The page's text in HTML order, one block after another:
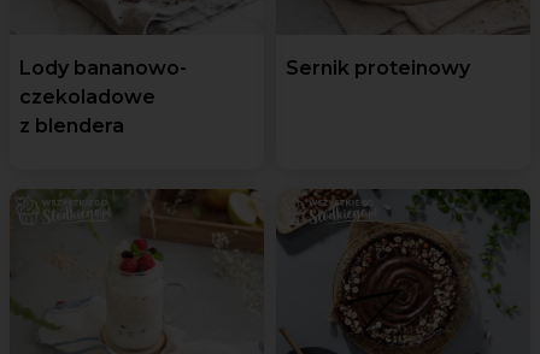
Lody bananowo-
czekoladowe
z blendera
Sernik proteinowy